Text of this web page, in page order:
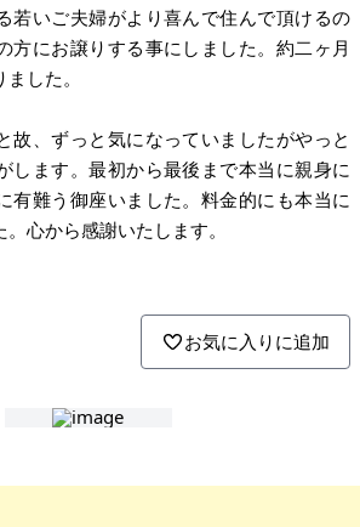
若いご夫婦がより喜んで住んで頂けるの
方にお譲りする事にしました。約二ヶ月
した。
故、ずっと気になっていましたがやっと
します。最初から最後まで本当に親身に
有難う御座いました。料金的にも本当に
心から感謝いたします。
お気に入りに追加